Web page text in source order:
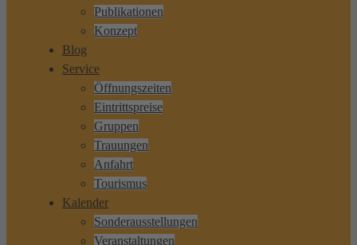
Publikationen
Konzept
Blog
Service
Öffnungszeiten
Eintrittspreise
Gruppen
Trauungen
Anfahrt
Tourismus
Kalender
Sonderausstellungen
Veranstaltungen